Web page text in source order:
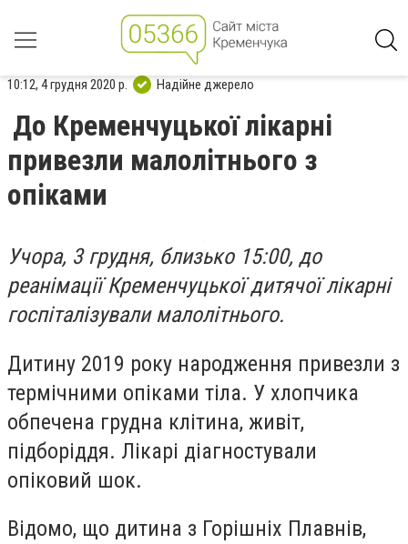
10:12, 4 грудня 2020 р. Надійне джерело
До Кременчуцької лікарні
привезли малолітнього з
опіками
Учора, 3 грудня, близько 15:00, до
реанімації Кременчуцької дитячої лікарні
госпіталізували малолітнього.
Дитину 2019 року народження привезли з
термічними опіками тіла. У хлопчика
обпечена грудна клітина, живіт,
підборіддя. Лікарі діагностували
опіковий шок.
Відомо, що дитина з Горішніх Плавнів,